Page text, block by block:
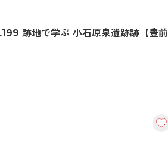
跡地で学ぶ 小石原泉遺跡跡【豊前